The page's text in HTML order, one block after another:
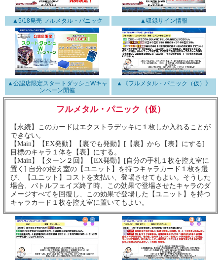
▲5/18発売 フルメタル・パニック ▲収録サイン情報
▲公認店限定スタートダッシュWキャ
ンペーン開催
▲《フルメタル・パニック（仮）》
フルメタル・パニック（仮）
【永続】このカードはエクストラデッキに１枚しか入れることが
できない。
【Main】【EX発動】【裏でも発動】[【裏】から【表】にする]
目標のキャラ１体を【表】にする。
【Main】【ターン２回】【EX発動】[自分の手札１枚を控え室に
置く] 自分の控え室の【ユニット】を持つキャラカード１枚を選
び、【ユニット】コストを支払い、登場させてもよい。そうした
場合、バトルフェイズ終了時、この効果で登場させたキャラのダ
メージすべてを回復し、この効果で登場した【ユニット】を持つ
キャラカード１枚を控え室に置いてもよい。